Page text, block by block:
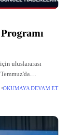
uluslararası
OKUMAYA DEVAM ET